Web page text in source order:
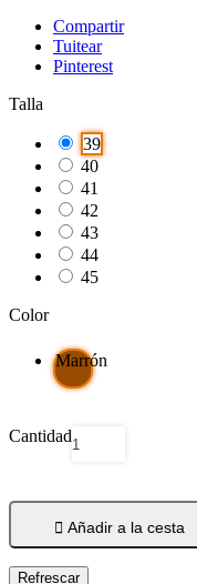
Compartir
Tuitear
Pinterest
Talla
39
40
41
42
43
44
45
Color
Marrón
Cantidad
 Añadir a la cesta